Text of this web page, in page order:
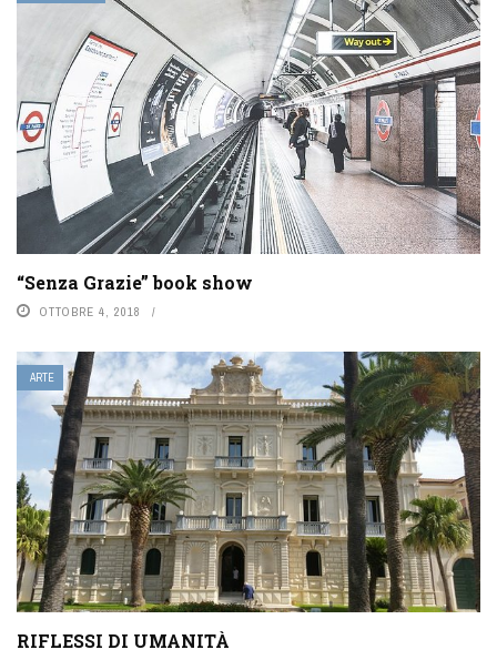
“Senza Grazie” book show
OTTOBRE 4, 2018
ARTE
RIFLESSI DI UMANITÀ